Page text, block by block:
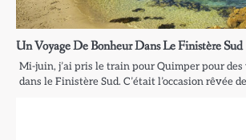
Un Voyage De Bonheur Dans Le Finistère Sud
Mi-juin, j’ai pris le train pour Quimper pour des
dans le Finistère Sud. C’était l’occasion rêvée